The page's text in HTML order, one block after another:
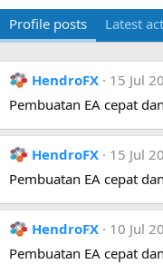
Profile posts Latest
HendroFX
15 Jul
Pembuatan EA cepat
HendroFX
15 Jul
Pembuatan EA cepat
HendroFX
10 Jul
Pembuatan EA cepat